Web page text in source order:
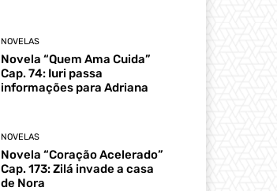
NOVELAS
Novela “Quem Ama Cuida”
Cap. 74: Iuri passa
informações para Adriana
NOVELAS
Novela “Coração Acelerado”
Cap. 173: Zilá invade a casa
de Nora